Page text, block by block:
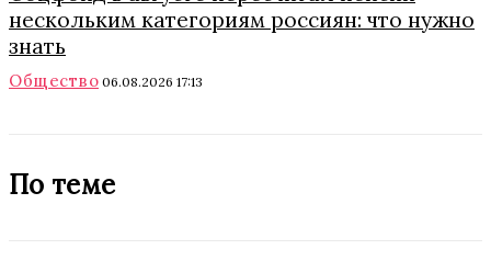
нескольким категориям россиян: что нужно
знать
Общество 06.08.2026 17:13
По теме